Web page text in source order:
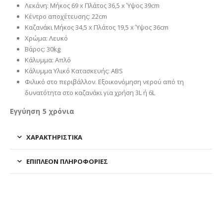
Λεκάνη: Μήκος 69 x Πλάτος 36,5 x Ύψος 39cm
Κέντρο αποχέτευσης: 22cm
Καζανάκι Μήκος 34,5 x Πλάτος 19,5 x Ύψος 36cm
Χρώμα: Λευκό
Βάρος: 30kg
Κάλυμμα: Απλό
Κάλυμμα Υλικό Κατασκευής: ABS
Φιλικό στο περιβάλλον. Εξοικονόμηση νερού από τη
δυνατότητα στο καζανάκι για χρήση 3L ή 6L
Εγγύηση 5 χρόνια
ΧΑΡΑΚΤΗΡΙΣΤΙΚΑ
ΕΠΙΠΛΈΟΝ ΠΛΗΡΟΦΟΡΊΕΣ